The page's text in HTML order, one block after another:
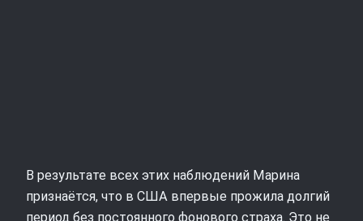
В результате всех этих наблюдений Марина
признаётся, что в США впервые прожила долгий
период без постоянного фонового страха. Это не